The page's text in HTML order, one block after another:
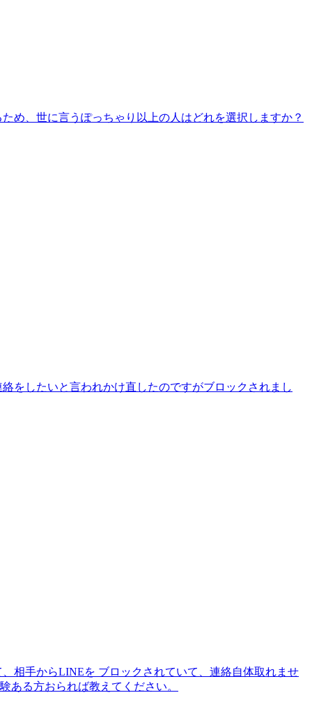
め、世に言うぽっちゃり以上の人はどれを選択しますか？
をしたいと言われかけ直したのですがブロックされまし
相手からLINEを ブロックされていて、連絡自体取れませ
ある方おられば教えてください。